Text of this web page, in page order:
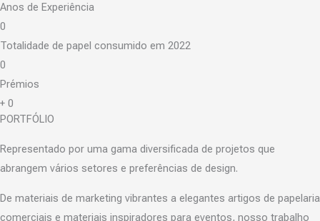
Anos de Experiência
0
Totalidade de papel consumido em 2022
0
Prémios
+ 0
PORTFÓLIO
Representado por uma gama diversificada de projetos que
abrangem vários setores e preferências de design.
De materiais de marketing vibrantes a elegantes artigos de papelaria
comerciais e materiais inspiradores para eventos, nosso trabalho